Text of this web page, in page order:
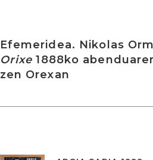
Efemeridea. Nikolas
Orixe 1888ko
zen Orexan